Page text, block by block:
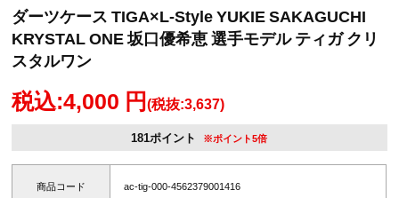
ダーツケース TIGA×L-Style YUKIE SAKAGUCHI
KRYSTAL ONE 坂口優希恵 選手モデル ティガ クリ
スタルワン
税込:4,000 円(税抜:3,637)
181ポイント ※ポイント5倍
商品コード ac-tig-000-4562379001416